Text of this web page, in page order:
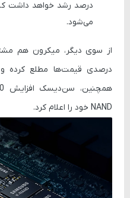
درصد رشد خواهد داشت
می‌شود.
درصدی قیمت‌ها مطلع کرده
NAND خود را اعلام کرد.